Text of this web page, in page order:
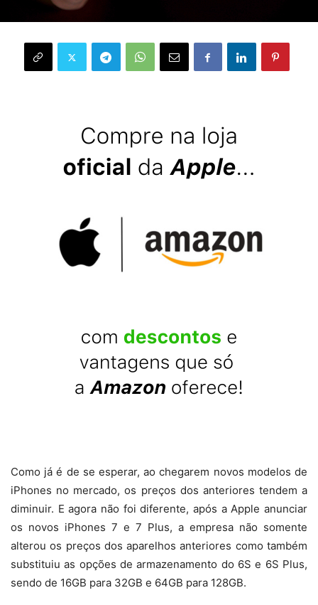
Como já é de se esperar, ao chegarem novos modelos de
iPhones no mercado, os preços dos anteriores tendem a
diminuir. E agora não foi diferente, após a Apple anunciar
os novos iPhones 7 e 7 Plus, a empresa não somente
alterou os preços dos aparelhos anteriores como também
substituiu as opções de armazenamento do 6S e 6S Plus,
sendo de 16GB para 32GB e 64GB para 128GB.